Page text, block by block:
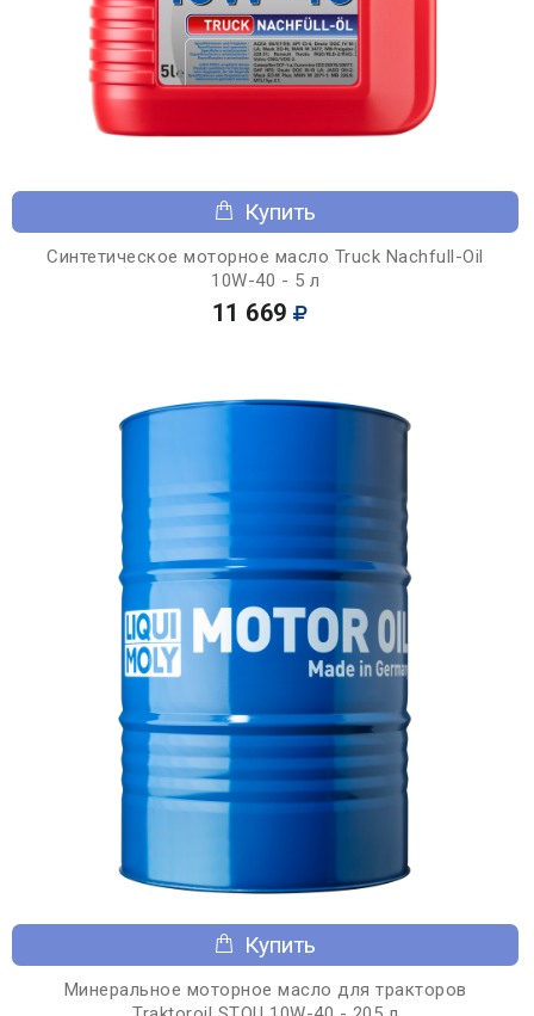
Купить
Синтетическое моторное масло Truck Nachfull-Oil
10W-40 - 5 л
11 669
Купить
Минеральное моторное масло для тракторов